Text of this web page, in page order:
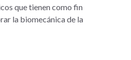
que tienen como fin
la biomecánica de la